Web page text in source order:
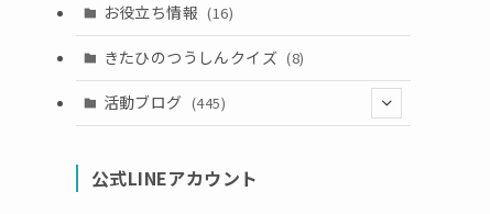
お役立ち情報 (16)
きたひのつうしんクイズ (8)
活動ブログ (445)
(71)
公式LINEアカウント